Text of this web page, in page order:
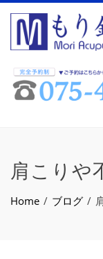
肩こりや
Home ブログ